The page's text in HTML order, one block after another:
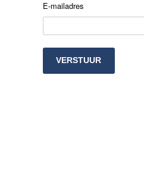
E-mailadres
VERSTUUR